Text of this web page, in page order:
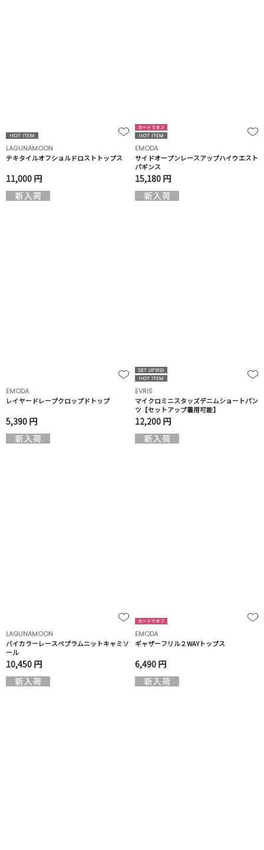
LAGUNAMOON
テキタイルオフショルドロストトップス
11,000 円
EMODA
サイドオープンレースアップハイウエスト
パギンス
15,180 円
EMODA
レイヤードレープクロップドトップ
5,390 円
EVRIS
マイクロミニスタッズデニムショートパン
ツ【セットアップ着用可能】
12,200 円
LAGUNAMOON
バイカラーレースペプラムニットキャミソ
ール
10,450 円
EMODA
ギャザーフリル２WAYトップス
6,490 円